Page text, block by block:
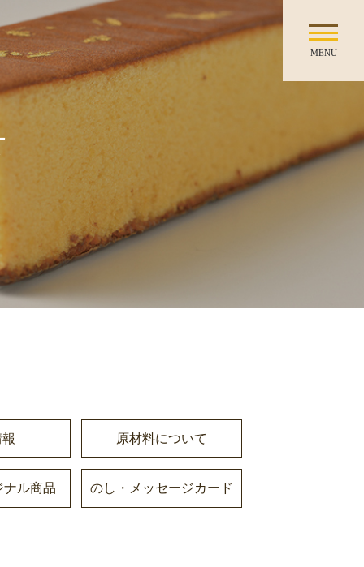
MENU
原材料について
ナル商品 のし・メッセージカード